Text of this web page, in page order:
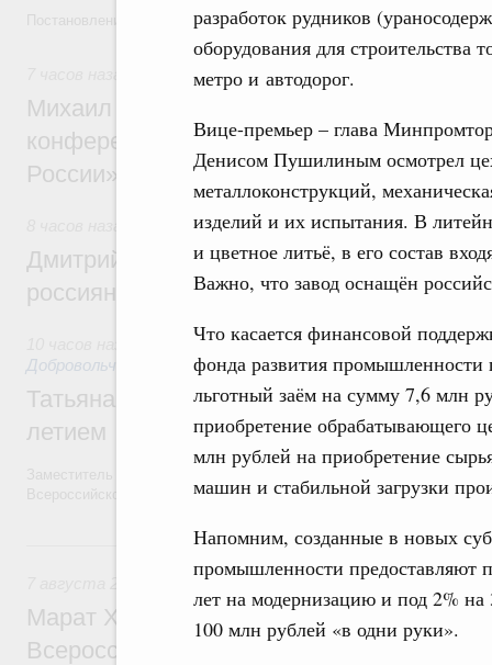
разработок рудников
оборудования для строительства
метро и автодорог.
Вице-премьер – глава
Денисом Пушилиным осмотрел
металлоконструкций,
изделий и их испытания. В
и цветное литьё, в его состав
Важно, что завод оснащён
Что касается финансовой
фонда развития промышленности
льготный заём на сумму 7,6 млн
приобретение обрабатывающего
млн рублей на приобретение
машин и стабильной загрузки
Напомним, созданные в новых
промышленности
лет на модернизацию и под 2% на
100 млн рублей «в одни руки».
Постановление от 5 августа 2026 года №978
Отрасль информационных технологий
Михаил Мишустин дал поручения по
конференции «Цифровая индустрия
России»
Спорт высших достижений и массовый
Дмитрий Чернышенко и Михаил
россиян с Днём физкультурника
Социальные инновации. Некоммерческие
Добровольчество и волонтёрство. Благотворительность
Татьяна Голикова поздравила
летием
Всероссийского общественного движения «Волонтёры-медики» с
Вчера
Экономика городов. Городская среда
Марат Хуснуллин провёл заседание
Всероссийского конкурса лучших